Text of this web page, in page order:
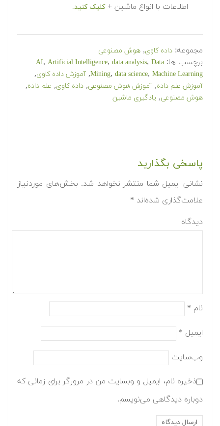
اطلاعات با انواع ماشین +کلیک کنید.
مجموعه: داده کاوی, هوش مصنوعی
برچسب ها: AI, Artificial Intelligence, data analysis, Data
Mining, data science, Machine Learning
, آموزش داده کاوی,
آموزش علم داده, آموزش هوش مصنوعی, داده کاوی, علم داده,
هوش مصنوعی, یادگیری ماشین
پاسخی بگذارید
نشانی ایمیل شما منتشر نخواهد شد. بخش‌های موردنیاز
علامت‌گذاری شده‌اند *
دیدگاه
نام *
ایمیل *
وب‌سایت
ذخیره نام، ایمیل و وبسایت من در مرورگر برای زمانی که
دوباره دیدگاهی می‌نویسم.